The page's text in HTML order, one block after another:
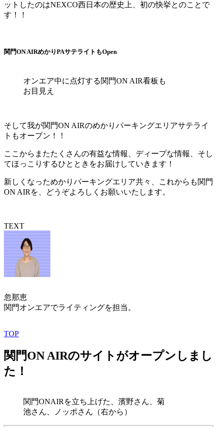
ットしたのはNEXCO西日本の歴史上、初の快挙とのことで
す！！
関門ON AIRめかりPAサテライトもOpen
オンエア中に点灯する関門ON AIR看板も
お目見え
そして我が関門ON AIRのめかりパーキングエリアサテライ
トもオープン！！
ここからまたたくさんの有益な情報、ディープな情報、そし
てほっこりするひとときをお届けしていきます！
新しくなっためかりパーキングエリア共々、これからも関門
ON AIRを、どうぞよろしくお願いいたします。
TEXT
忽那恵
関門オンエアでライティングを担当。
TOP
関門ON AIRのサイトがオープンしまし
た！
関門ONAIRを立ち上げた、濱野さん、菊
池さん、ノッポさん（右から）